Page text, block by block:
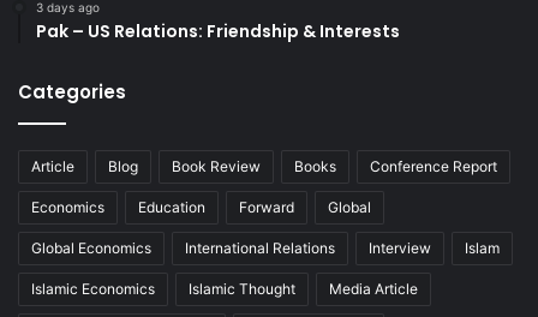
3 days ago
Pak – US Relations: Friendship & Interests
Categories
Article Blog Book Review Books Conference Report
Economics Education Forward Global
Global Economics International Relations Interview Islam
Islamic Economics Islamic Thought Media Article